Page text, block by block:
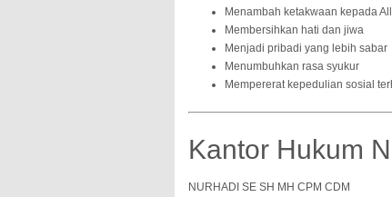
Menambah ketakwaan kepada
Membersihkan hati dan jiwa
Menjadi pribadi yang lebih sabar
Menumbuhkan rasa syukur
Mempererat kepedulian sosial
Kantor Hukum
NURHADI SE SH MH CPM CDM